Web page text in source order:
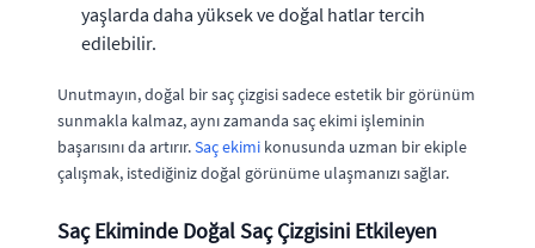
yaşlarda daha yüksek ve doğal hatlar tercih
edilebilir.
Unutmayın, doğal bir saç çizgisi sadece estetik bir görünüm
sunmakla kalmaz, aynı zamanda saç ekimi işleminin
başarısını da artırır.Saç ekimi konusunda uzman bir ekiple
çalışmak, istediğiniz doğal görünüme ulaşmanızı sağlar.
Saç Ekiminde Doğal Saç Çizgisini Etkileyen